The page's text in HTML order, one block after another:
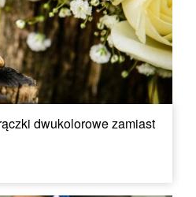
dwukolorowe zamiast